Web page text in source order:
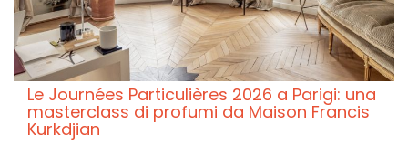
Le Journées Particulières 2026 a Parigi: una
masterclass di profumi da Maison Francis
Kurkdjian